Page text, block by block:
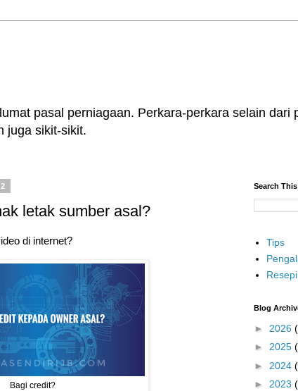
pasal perniagaan. Perkara-perkara selain dari
juga sikit-sikit.
letak sumber asal?
di internet?
Bagi credit?
Search
Tips
Resepi
Blog
► 2026
► 2025
► 2024
► 2023